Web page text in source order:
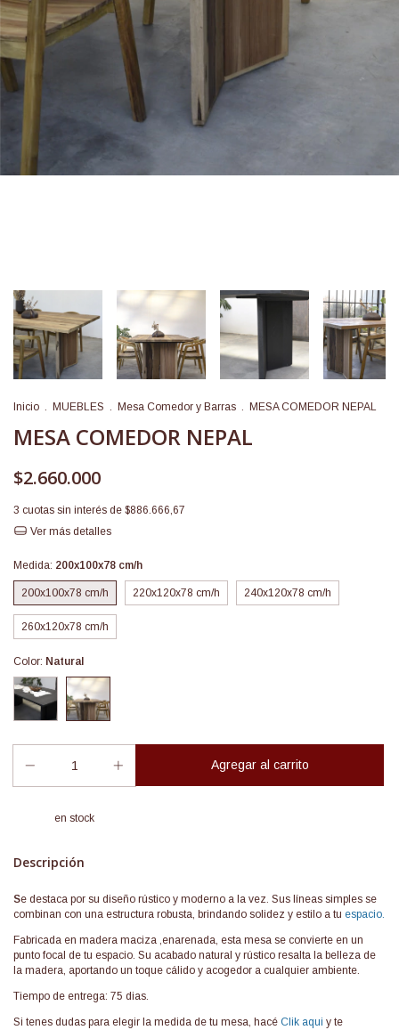
Inicio MUEBLES Mesa Comedor y Barras MESA COMEDOR NEPAL
MESA COMEDOR NEPAL
$2.660.000
3 cuotas sin interés de $886.666,67
Ver más detalles
Medida: 200x100x78 cm/h
200x100x78 cm/h 220x120x78 cm/h 240x120x78 cm/h
260x120x78 cm/h
Color: Natural
en stock
Descripción
Se destaca por su diseño rústico y moderno a la vez. Sus líneas simples se
combinan con una estructura robusta, brindando solidez y estilo a tu espacio.
Fabricada en madera maciza ,enarenada, esta mesa se convierte en un
punto focal de tu espacio. Su acabado natural y rústico resalta la belleza de
la madera, aportando un toque cálido y acogedor a cualquier ambiente.
Tiempo de entrega: 75 dias.
Si tenes dudas para elegir la medida de tu mesa, hacé Clik aqui y te